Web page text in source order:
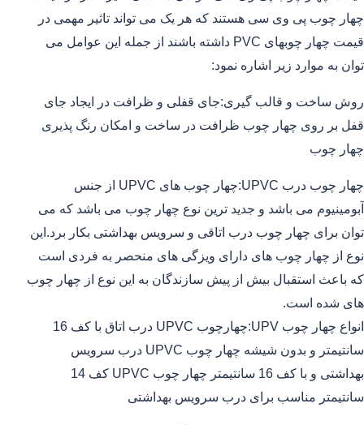
چهار چوب پی وی سی هستند که هر یک می تواند تاثیر مهمی در
قیمت چهار چوبهای PVC داشته باشند از جمله این عوامل می
توان به موارد زیر اشاره نمود:
روش ساخت و قالب گیری:جای قفلی و ظرافت در ایجاد جای
قفل بر روی چهار چوب ظرافت در ساخت و امکان رنگ پذیری
چهار چوب
چهار چوب درب UPVC:چهار چوب های UPVC از جنس
آبومینیوم می باشد و جدید ترین نوع چهار چوب می باشد که می
توان برای چهار چوب درب اتاقی و سرویس بهداشتی بکار برد.این
نوع از چهار چوب های دارای ویزگی های منحصر به فردی است
که باعث استقبال بیش از پیش سازندگان به این نوع از چهار چوب
های شده است.
انواع چهار چوب UPV:چهارچوب UPVC درب اتاق با کف 16
سانتیمتر و بدون شیشه چهار چوب UPVC درب سرویس
بهداشتی و با کف 16 سانتیمتر چهار چوب UPVC کف 14
سانتیمتر مناسب برای درب سرویس بهداشتی